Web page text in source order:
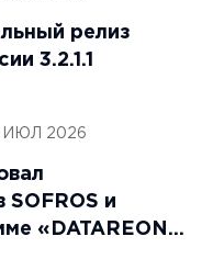
релиз
3.2.1.1
ИЮЛ 2026
SOFROS и
«DATAREON